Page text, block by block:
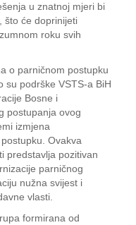
u znatnoj mjeri bi
što će doprinijeti
roku svih
o parničnom postupku
su podrške VSTS-a BiH
Bosne i
postupanja ovog
izmjena
Ovakva
predstavlja pozitivan
parničnog
nužna svijest i
vlasti.
formirana od